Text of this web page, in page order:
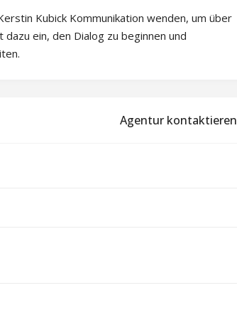
Kubick Kommunikation wenden, um über
ein, den Dialog zu beginnen und
Agentur kontaktieren